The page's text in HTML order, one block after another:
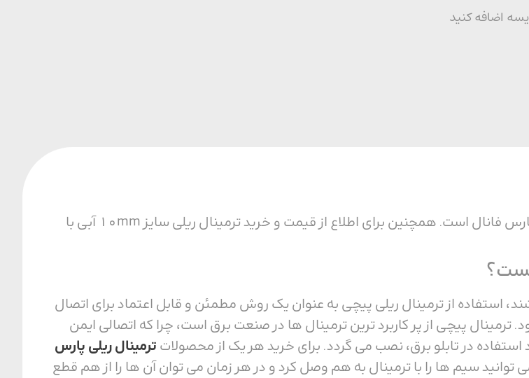
اضافه کنید
محصول رو به رو یکی از با کیفیت ترین محصولات پارس فانال است. همچنین برای اطلاع از قیمت و خرید ترمینال ریلی سایز 10mm آبی با
استفاده از ترمینال ریلی پیچی به عنوان یک روش مطمئن و قابل اعتماد برای اتصال
پیچی از پر کاربرد ترین ترمینال ‌ها در صنعت برق است، چرا که اتصالی ایمن
استفاده در تابلو برق، نصب می ‌گردد. برای خرید هر یک از محصولات ترمینال ریلی پارس
می توانید سیم ها را با ترمینال به هم وصل کرد و در هر زمان می توان آن ها را از هم قطع